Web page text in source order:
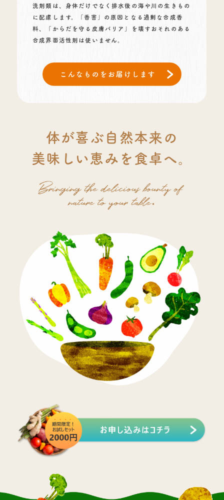
洗剤類は、身体だけでなく排水後の海や川の生きもの
に配慮します。「香害」の原因となる過剰な合成香
料、「からだを守る皮膚バリア」を壊すおそれのある
合成界面活性剤は使いません。
体が喜ぶ自然本来の
美味しい恵みを食卓へ。